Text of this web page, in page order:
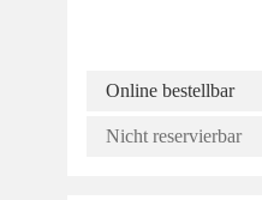
Online bestellbar
Nicht reservierbar